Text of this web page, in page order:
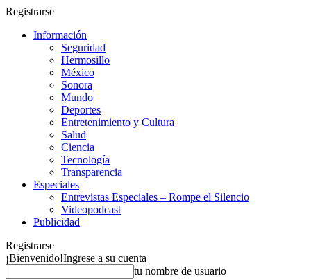
Registrarse
Información
Seguridad
Hermosillo
México
Sonora
Mundo
Deportes
Entretenimiento y Cultura
Salud
Ciencia
Tecnología
Transparencia
Especiales
Entrevistas Especiales – Rompe el Silencio
Videopodcast
Publicidad
Registrarse
¡Bienvenido!Ingrese a su cuenta
tu nombre de usuario